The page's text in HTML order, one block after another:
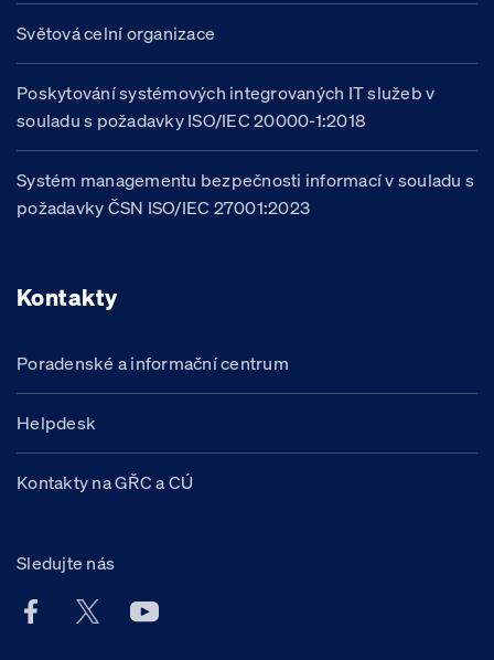
Světová celní organizace
Poskytování systémových integrovaných IT služeb v
souladu s požadavky ISO/IEC 20000-1:2018
Systém managementu bezpečnosti informací v souladu s
požadavky ČSN ISO/IEC 27001:2023
Kontakty
Poradenské a informační centrum
Helpdesk
Kontakty na GŘC a CÚ
Sledujte nás
Facebook účet Celní správy ČR
X účet Celní správy ČR
Youtube účet Celní správy ČR